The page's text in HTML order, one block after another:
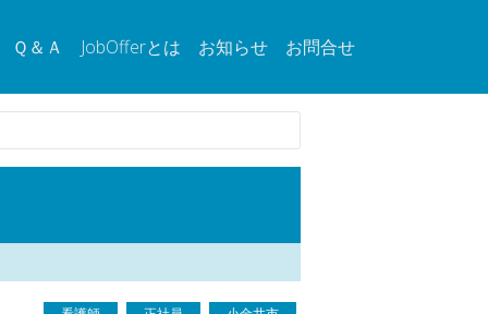
Ｑ＆Ａ JobOfferとは お知らせ お問合せ